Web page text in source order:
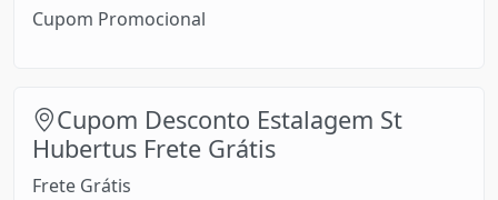
Cupom Promocional
Cupom Desconto Estalagem St
Hubertus Frete Grátis
Frete Grátis